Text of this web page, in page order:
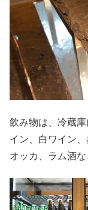
飲み物は、冷蔵
イン、白ワイン
オッカ、ラム酒な